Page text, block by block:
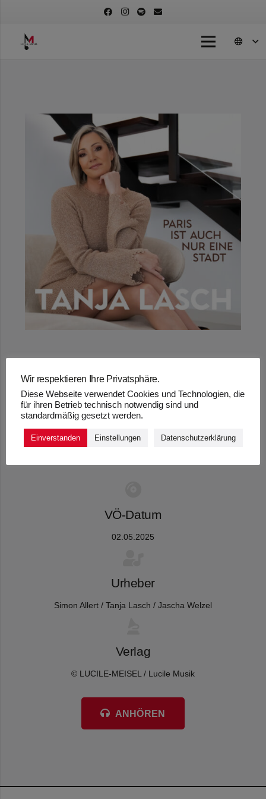
„PARIS IST AUCH
NUR EINE STADT“ –
TANJA LASCH
VÖ-Datum
02.05.2025
Urheber
Simon Allert / Tanja Lasch / Jascha Welzel
Verlag
© LUCILE-MEISEL / Lucile Musik
ANHÖREN
Wir respektieren Ihre Privatsphäre.
Diese Webseite verwendet Cookies und Technologien, die
für ihren Betrieb technisch notwendig sind und
standardmäßig gesetzt werden.
Einverstanden Einstellungen Datenschutzerklärung